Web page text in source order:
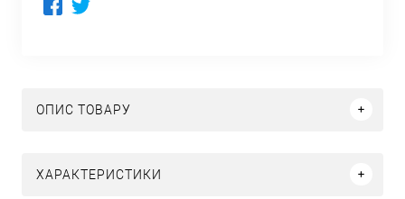
ОПИС ТОВАРУ
ХАРАКТЕРИСТИКИ